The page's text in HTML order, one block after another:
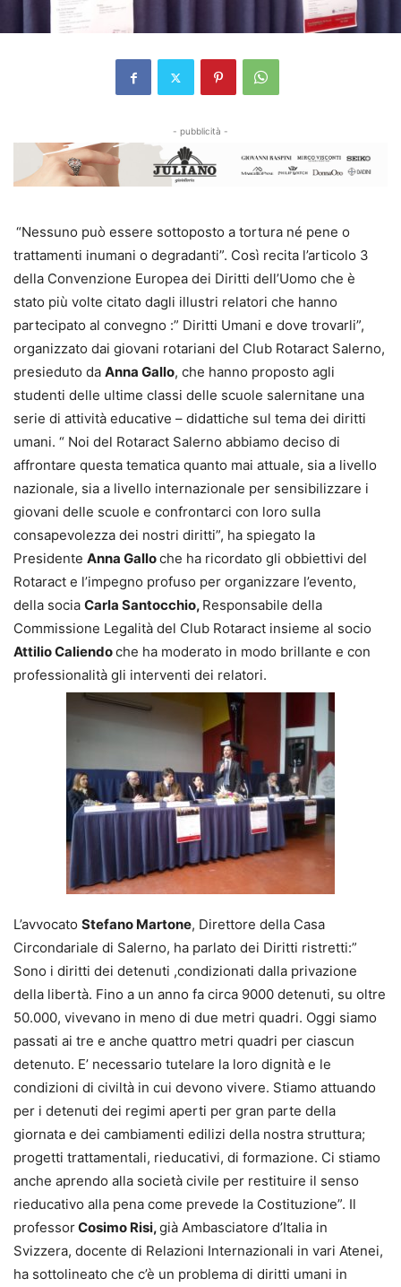
- pubblicità -
“Nessuno può essere sottoposto a tortura né pene o
trattamenti inumani o degradanti”. Così recita l’articolo 3
della Convenzione Europea dei Diritti dell’Uomo che è
stato più volte citato dagli illustri relatori che hanno
partecipato al convegno :” Diritti Umani e dove trovarli”,
organizzato dai giovani rotariani del Club Rotaract Salerno,
presieduto da Anna Gallo, che hanno proposto agli
studenti delle ultime classi delle scuole salernitane una
serie di attività educative – didattiche sul tema dei diritti
umani. “ Noi del Rotaract Salerno abbiamo deciso di
affrontare questa tematica quanto mai attuale, sia a livello
nazionale, sia a livello internazionale per sensibilizzare i
giovani delle scuole e confrontarci con loro sulla
consapevolezza dei nostri diritti”, ha spiegato la
Presidente Anna Galloche ha ricordato gli obbiettivi del
Rotaract e l’impegno profuso per organizzare l’evento,
della socia Carla Santocchio, Responsabile della
Commissione Legalità del Club Rotaract insieme al socio
Attilio Caliendoche ha moderato in modo brillante e con
professionalità gli interventi dei relatori.
L’avvocato Stefano Martone, Direttore della Casa
Circondariale di Salerno, ha parlato dei Diritti ristretti:”
Sono i diritti dei detenuti ,condizionati dalla privazione
della libertà. Fino a un anno fa circa 9000 detenuti, su oltre
50.000, vivevano in meno di due metri quadri. Oggi siamo
passati ai tre e anche quattro metri quadri per ciascun
detenuto. E’ necessario tutelare la loro dignità e le
condizioni di civiltà in cui devono vivere. Stiamo attuando
per i detenuti dei regimi aperti per gran parte della
giornata e dei cambiamenti edilizi della nostra struttura;
progetti trattamentali, rieducativi, di formazione. Ci stiamo
anche aprendo alla società civile per restituire il senso
rieducativo alla pena come prevede la Costituzione”. Il
professorCosimo Risi,già Ambasciatore d’Italia in
Svizzera, docente di Relazioni Internazionali in vari Atenei,
ha sottolineato che c’è un problema di diritti umani in